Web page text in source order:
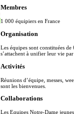
Membres
1 000 équipiers en France
Organisation
Les équipes sont constituées
s’attachent à unifier leur vie
Activités
Réunions d’équipe, messes,
sont les bienvenues.
Collaborations
Les Equipes Notre-Dame